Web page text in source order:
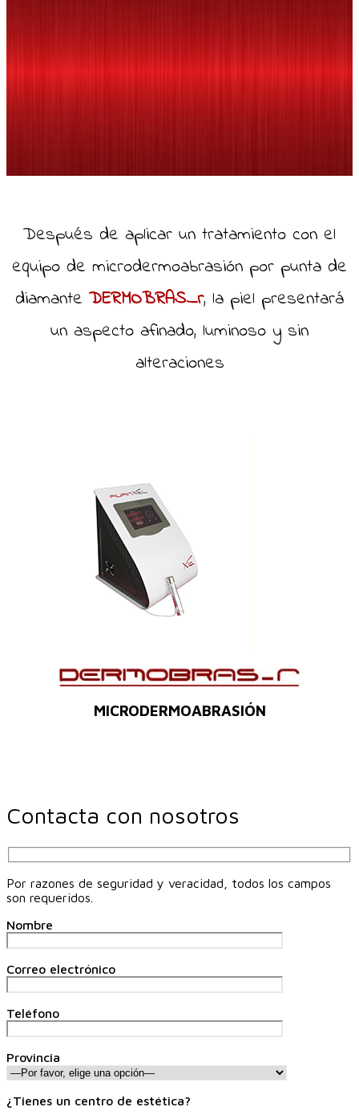
Después de aplicar un tratamiento con el
equipo de microdermoabrasión por punta de
diamante DERMOBRAS_r, la piel presentará
un aspecto afinado, luminoso y sin
alteraciones
MICRODERMOABRASIÓN
Contacta con nosotros
Por razones de seguridad y veracidad, todos los campos
son requeridos.
Nombre
Correo electrónico
Teléfono
Provincia
¿Tienes un centro de estética?